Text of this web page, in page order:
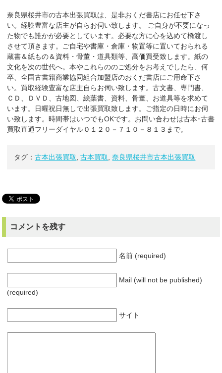
奈良県桜井市の古本出張買取は、是非おくだ書店にお任せ下さ
い。経験豊富な店主が自らお伺い致します。 ご自身が不要になっ
た物でも誰かが必要としています。必要な方に心を込めて橋渡し
させて頂きます。ご自宅や書庫・倉庫・物置等に置いておられる
蔵書＆紙もの＆資料・骨董・道具類等、高価買受致します。紙の
文化を次の世代へ。本やこれらののご処分をお考えでしたら、何
卒、全国古書籍商業協同組合加盟店のおくだ書店にご用命下さ
い。買取経験豊富な店主自らお伺い致します。古文書、専門書、
ＣＤ、ＤＶＤ、古地図、絵葉書、資料、骨董、お道具等を求めて
います。日曜祝日無しで出張買取致します。ご指定の日時にお伺
い致します。時間帯はいつでもOKです。お問い合わせは古本･古書
買取直通フリーダイヤル０１２０－７１０－８１３まで。
タグ：古本出張買取 ,古本買取 ,奈良県桜井市古本出張買取
コメントを残す
名前 (required)
Mail (will not be published)
(required)
サイト